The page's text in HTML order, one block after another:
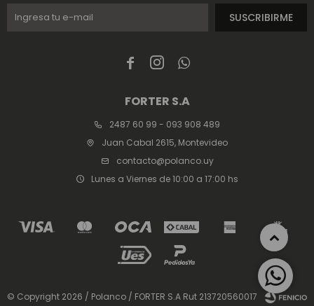
  
FORTER S.A
2487 60 99 - 093 908 489
Juan Cabal 2615, Montevideo
contacto@polanco.uy
Lunes a Viernes de 10:00 a 17:00 hs
SUSCRIBIRME
© Copyright 2026 / Polanco / FORTER S.A Rut 213720560017